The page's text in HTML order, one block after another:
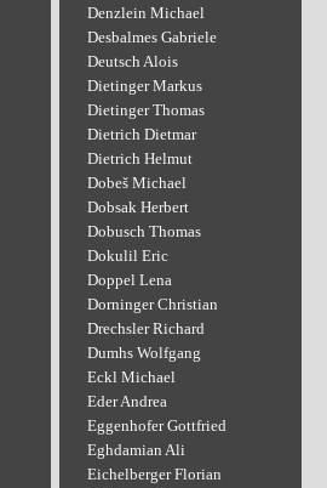
Denzlein Michael
Desbalmes Gabriele
Deutsch Alois
Dietinger Markus
Dietinger Thomas
Dietrich Dietmar
Dietrich Helmut
Dobeš Michael
Dobsak Herbert
Dobusch Thomas
Dokulil Eric
Doppel Lena
Dorninger Christian
Drechsler Richard
Dumhs Wolfgang
Eckl Michael
Eder Andrea
Eggenhofer Gottfried
Eghdamian Ali
Eichelberger Florian